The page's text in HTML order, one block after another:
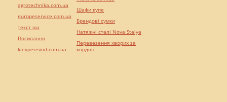
agrotechnika.com.ua
europeservice.com.ua
текст юа
Посилання
kievperevod.com.ua
Шафи купе
Брендові сумки
Натяжні стелі Nova Stelya
Перевезення хворих за
кордон